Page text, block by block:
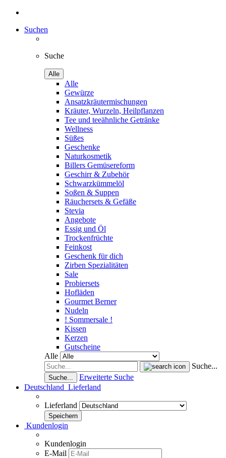
Suchen
Suche
Alle
Alle
Gewürze
Ansatzkräutermischungen
Kräuter, Wurzeln, Heilpflanzen
Tee und teeähnliche Getränke
Wellness
Süßes
Geschenke
Naturkosmetik
Billers Gemüsereform
Geschirr & Zubehör
Schwarzkümmelöl
Soßen & Suppen
Räuchersets & Gefäße
Stevia
Angebote
Essig und Öl
Trockenfrüchte
Feinkost
Geschenk für dich
Zirben Spezialitäten
Sale
Probiersets
Hofläden
Gourmet Berner
Nudeln
! Sommersale !
Kissen
Kerzen
Gutscheine
Alle
Suche...
Suche...
Erweiterte Suche
Deutschland Lieferland
Lieferland
Kundenlogin
Kundenlogin
E-Mail